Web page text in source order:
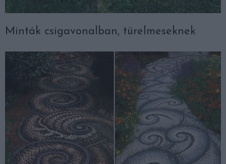
Minták csigavonalban, türelmeseknek